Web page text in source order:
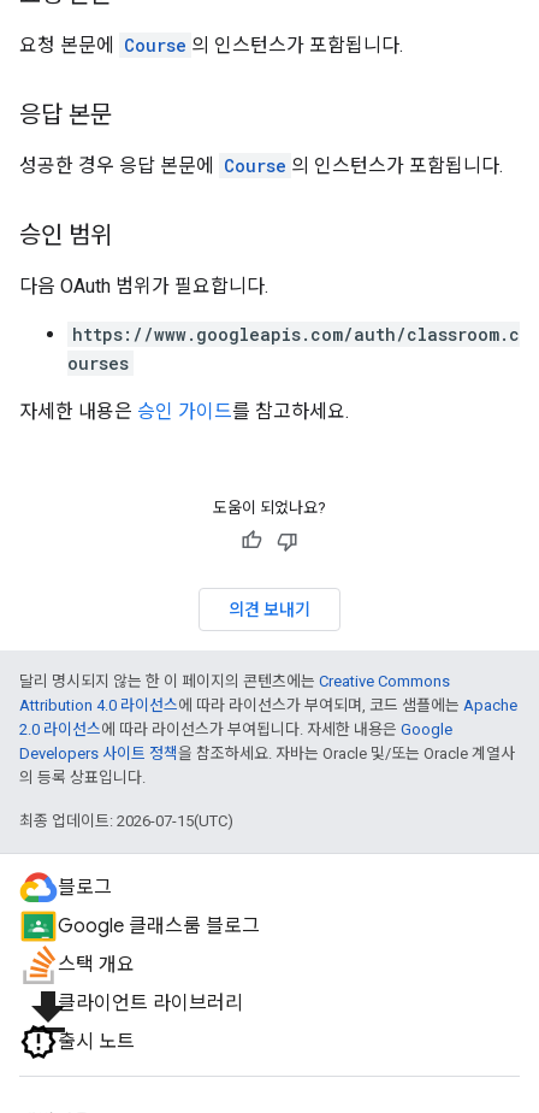
요청 본문에 Course 의 인스턴스가 포함됩니다.
응답 본문
성공한 경우 응답 본문에 Course 의 인스턴스가 포함됩니다.
승인 범위
다음 OAuth 범위가 필요합니다.
https://www.googleapis.com/auth/classroom.c
ourses
자세한 내용은 승인 가이드를 참고하세요.
도움이 되었나요?
의견 보내기
달리 명시되지 않는 한 이 페이지의 콘텐츠에는 Creative Commons
Attribution 4.0 라이선스에 따라 라이선스가 부여되며, 코드 샘플에는 Apache
2.0 라이선스에 따라 라이선스가 부여됩니다. 자세한 내용은 Google
Developers 사이트 정책을 참조하세요. 자바는 Oracle 및/또는 Oracle 계열사
의 등록 상표입니다.
최종 업데이트: 2026-07-15(UTC)
블로그
Google 클래스룸 블로그
스택 개요
file_download클라이언트 라이브러리
출시 노트